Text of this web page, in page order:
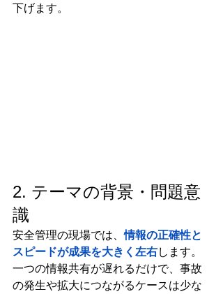
下げます。
2. テーマの背景・問題意
識
安全管理の現場では、情報の正確性と
スピードが成果を大きく左右します。
一つの情報共有が遅れるだけで、事故
の発生や拡大につながるケースは少な